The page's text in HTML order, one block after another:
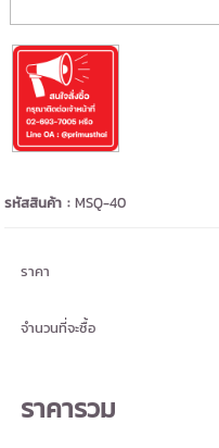
รหัสสินค้า :MSQ-40
ราคา
จำนวนที่จะซื้อ
ราคารวม